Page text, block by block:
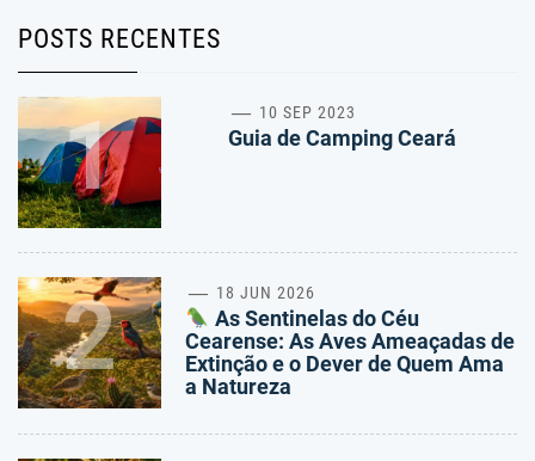
POSTS RECENTES
1 10 SEP 2023
Guia de Camping Ceará
2 18 JUN 2026
As Sentinelas do Céu
Cearense: As Aves Ameaçadas de
Extinção e o Dever de Quem Ama
a Natureza